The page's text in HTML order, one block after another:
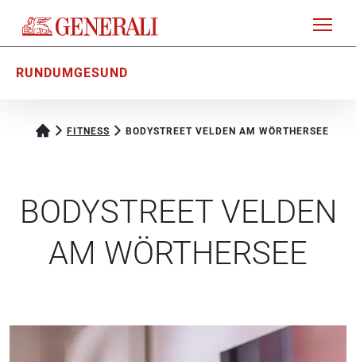
RUNDUMGESUND
FITNESS BODYSTREET VELDEN AM WÖRTHERSEE
BODYSTREET VELDEN
AM WÖRTHERSEE